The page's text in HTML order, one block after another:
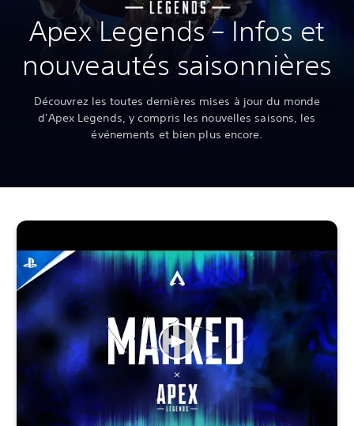
Apex Legends – Infos et
nouveautés saisonnières
Découvrez les toutes dernières mises à jour du monde
d'Apex Legends, y compris les nouvelles saisons, les
événements et bien plus encore.